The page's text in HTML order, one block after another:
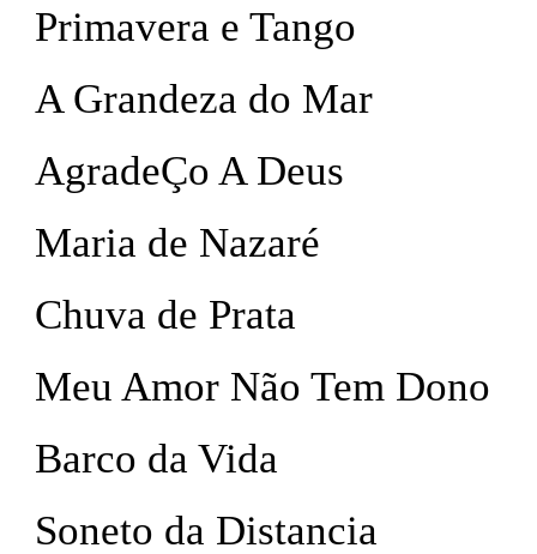
Primavera e Tango
A Grandeza do Mar
AgradeÇo A Deus
Maria de Nazaré
Chuva de Prata
Meu Amor Não Tem Dono
Barco da Vida
Soneto da Distancia